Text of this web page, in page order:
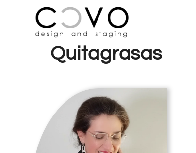
Quitagrasas